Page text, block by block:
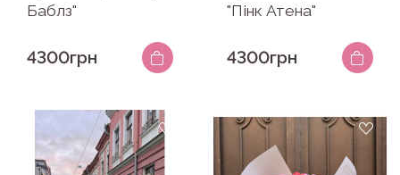
Баблз"
4300грн
"Пінк Атена"
4300грн